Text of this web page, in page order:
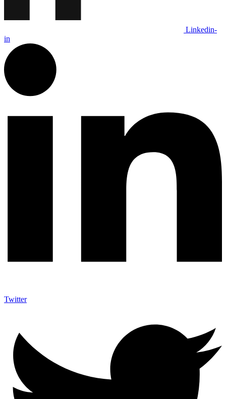
Linkedin-
in
Twitter